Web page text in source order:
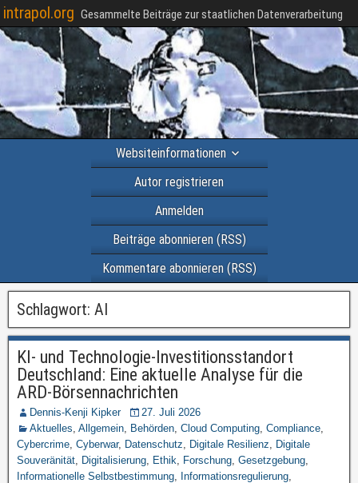
intrapol.org Gesammelte Beiträge zur staatlichen Datenverarbeitung
Websiteinformationen
Autor registrieren
Anmelden
Beiträge abonnieren (RSS)
Kommentare abonnieren (RSS)
Schlagwort: AI
KI- und Technologie-Investitionsstandort
Deutschland: Eine aktuelle Analyse für die
ARD-Börsennachrichten
Dennis-Kenji Kipker
27. Juli 2026
Aktuelles, Allgemein, Behörden, Cloud Computing, Compliance,
Cybercrime, Cyberwar, Datenschutz, Digitale Resilienz, Digitale
Souveränität, Digitalisierung, Ethik, Forschung, Gesetzgebung,
Informationelle Selbstbestimmung, Informationsregulierung,